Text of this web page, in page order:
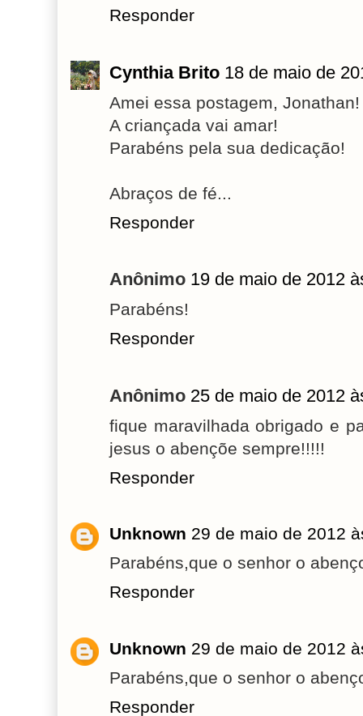
Responder
Cynthia Brito 18 de maio de
Amei essa postagem, Jonathan!
A criançada vai amar!
Parabéns pela sua dedicação!
Abraços de fé...
Responder
Anônimo 19 de maio de 2012
Parabéns!
Responder
Anônimo 25 de maio de 2012
fique maravilhada obrigado e
jesus o abençõe sempre!!!!!
Responder
Unknown 29 de maio de 2012
Parabéns,que o senhor o
Responder
Unknown 29 de maio de 2012
Parabéns,que o senhor o
Responder